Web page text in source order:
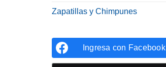
Zapatillas y Chimpunes
Ingresa con Facebook